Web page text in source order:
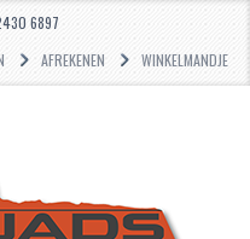
6897
AFREKENEN WINKELMANDJE